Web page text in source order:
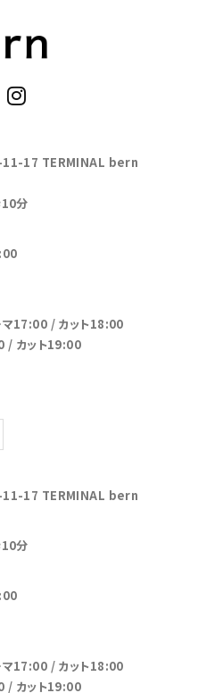
11-17 TERMINAL bern
10分
マ17:00 / カット18:00
/ カット19:00
11-17 TERMINAL bern
10分
マ17:00 / カット18:00
/ カット19:00